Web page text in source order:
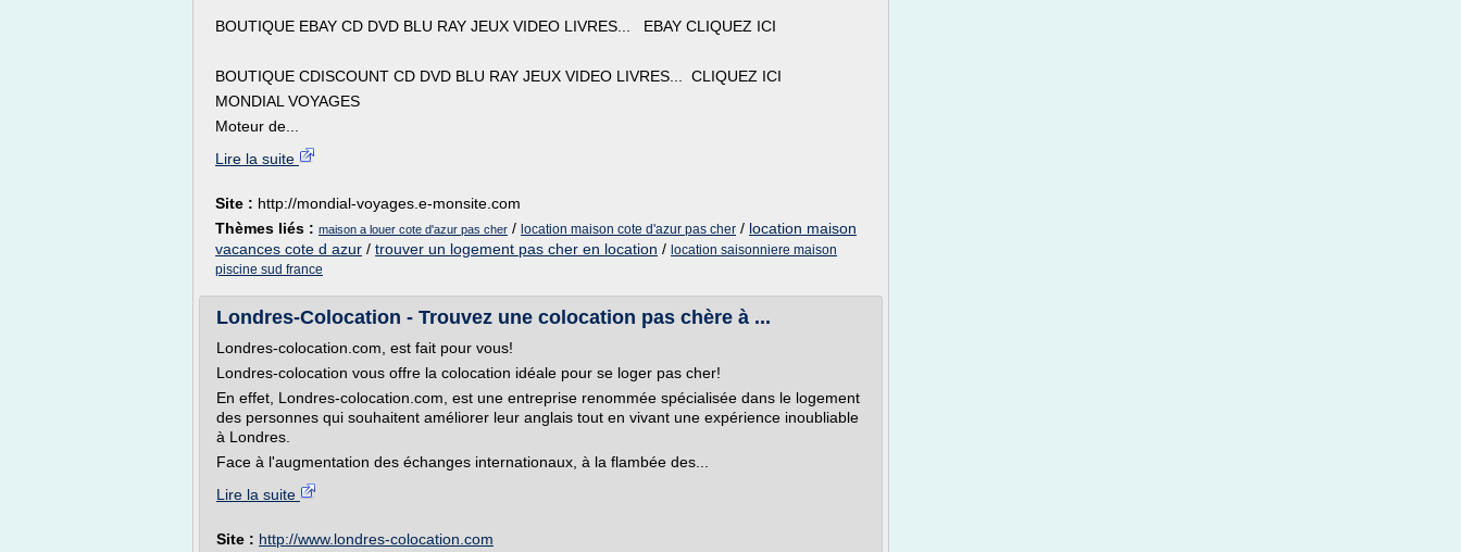
BOUTIQUE EBAY CD DVD BLU RAY JEUX VIDEO LIVRES... EBAY CLIQUEZ ICI
BOUTIQUE CDISCOUNT CD DVD BLU RAY JEUX VIDEO LIVRES... CLIQUEZ ICI
MONDIAL VOYAGES
Moteur de...
Lire la suite
Site : http://mondial-voyages.e-monsite.com
Thèmes liés : maison a louer cote d'azur pas cher / location maison cote d'azur pas cher / location maison
vacances cote d azur / trouver un logement pas cher en location / location saisonniere maison
piscine sud france
Londres-Colocation - Trouvez une colocation pas chère à ...
Londres-colocation.com, est fait pour vous!
Londres-colocation vous offre la colocation idéale pour se loger pas cher!
En effet, Londres-colocation.com, est une entreprise renommée spécialisée dans le logement
des personnes qui souhaitent améliorer leur anglais tout en vivant une expérience inoubliable
à Londres.
Face à l'augmentation des échanges internationaux, à la flambée des...
Lire la suite
Site : http://www.londres-colocation.com